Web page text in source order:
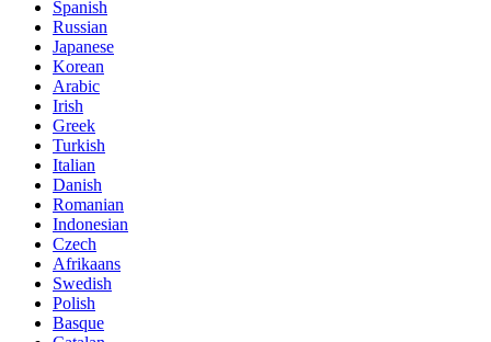
Spanish
Russian
Japanese
Korean
Arabic
Irish
Greek
Turkish
Italian
Danish
Romanian
Indonesian
Czech
Afrikaans
Swedish
Polish
Basque